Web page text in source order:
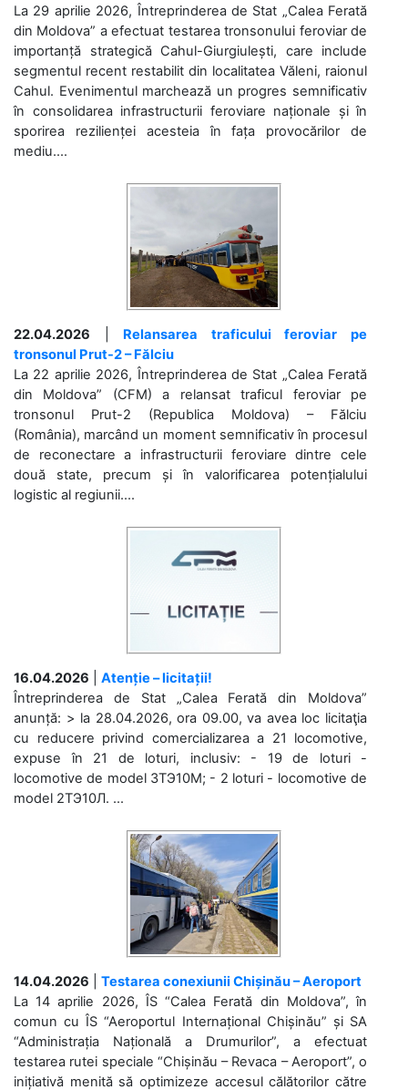
La 29 aprilie 2026, Întreprinderea de Stat „Calea Ferată
din Moldova” a efectuat testarea tronsonului feroviar de
importanță strategică Cahul-Giurgiulești, care include
segmentul recent restabilit din localitatea Văleni, raionul
Cahul. Evenimentul marchează un progres semnificativ
în consolidarea infrastructurii feroviare naționale și în
sporirea rezilienței acesteia în fața provocărilor de
mediu....
22.04.2026
Relansarea traficului feroviar pe
tronsonul Prut-2 – Fălciu
La 22 aprilie 2026, Întreprinderea de Stat „Calea Ferată
din Moldova” (CFM) a relansat traficul feroviar pe
tronsonul Prut-2 (Republica Moldova) – Fălciu
(România), marcând un moment semnificativ în procesul
de reconectare a infrastructurii feroviare dintre cele
două state, precum și în valorificarea potențialului
logistic al regiunii....
16.04.2026
Atenție – licitații!
Întreprinderea de Stat „Calea Ferată din Moldova”
anunță: > la 28.04.2026, ora 09.00, va avea loc licitaţia
cu reducere privind comercializarea a 21 locomotive,
expuse în 21 de loturi, inclusiv: - 19 de loturi -
locomotive de model 3ТЭ10М; - 2 loturi - locomotive de
model 2ТЭ10Л. ...
14.04.2026
Testarea conexiunii Chișinău – Aeroport
La 14 aprilie 2026, ÎS “Calea Ferată din Moldova”, în
comun cu ÎS “Aeroportul Internațional Chișinău” și SA
“Administrația Națională a Drumurilor”, a efectuat
testarea rutei speciale “Chișinău – Revaca – Aeroport”, o
inițiativă menită să optimizeze accesul călătorilor către